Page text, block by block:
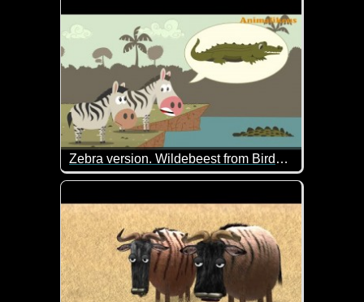
Zebra version. Wildebeest from Birdbox Studio. Fake news
Dieses Video kennen wir schon mit anderen